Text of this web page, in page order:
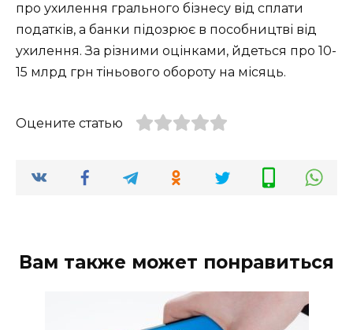
про ухилення грального бізнесу від сплати
податків, а банки підозрює в пособництві від
ухилення. За різними оцінками, йдеться про 10-
15 млрд грн тіньового обороту на місяць.
Оцените статью
Вам также может понравиться